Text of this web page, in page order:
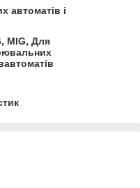
автоматів і
MIG, Для